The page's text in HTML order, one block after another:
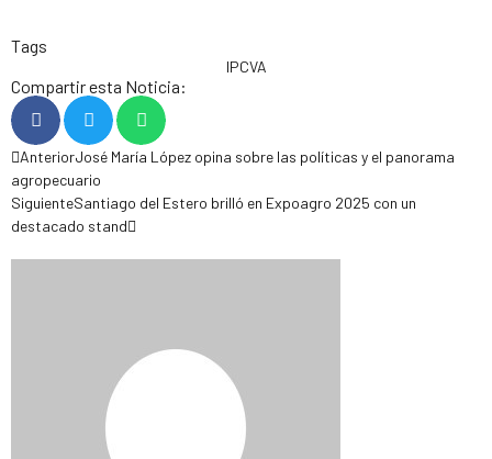
Tags
IPCVA
Compartir esta Noticia:
AnteriorJosé María López opina sobre las políticas y el panorama
agropecuario
SiguienteSantiago del Estero brilló en Expoagro 2025 con un
destacado stand